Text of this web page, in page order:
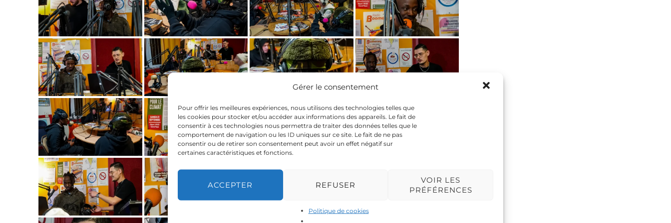
Gérer le consentement
Pour offrir les meilleures expériences, nous utilisons des technologies telles que
les cookies pour stocker et/ou accéder aux informations des appareils. Le fait de
consentir à ces technologies nous permettra de traiter des données telles que le
comportement de navigation ou les ID uniques sur ce site. Le fait de ne pas
consentir ou de retirer son consentement peut avoir un effet négatif sur
certaines caractéristiques et fonctions.
ACCEPTER REFUSER
VOIR LES
PRÉFÉRENCES
Politique de cookies